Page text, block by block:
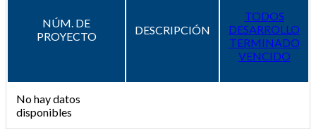
NÚM. DE
PROYECTO
DESCRIPCIÓN
TODOS
DESARROLLO
TERMINADO
VENCIDO
No hay datos
disponibles